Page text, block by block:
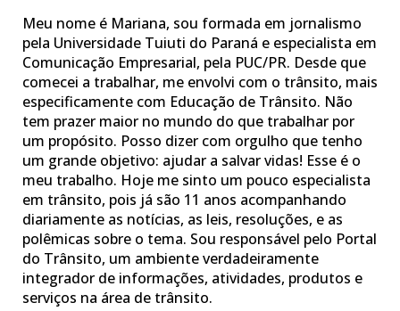
Meu nome é Mariana, sou formada em jornalismo
pela Universidade Tuiuti do Paraná e especialista em
Comunicação Empresarial, pela PUC/PR. Desde que
comecei a trabalhar, me envolvi com o trânsito, mais
especificamente com Educação de Trânsito. Não
tem prazer maior no mundo do que trabalhar por
um propósito. Posso dizer com orgulho que tenho
um grande objetivo: ajudar a salvar vidas! Esse é o
meu trabalho. Hoje me sinto um pouco especialista
em trânsito, pois já são 11 anos acompanhando
diariamente as notícias, as leis, resoluções, e as
polêmicas sobre o tema. Sou responsável pelo Portal
do Trânsito, um ambiente verdadeiramente
integrador de informações, atividades, produtos e
serviços na área de trânsito.